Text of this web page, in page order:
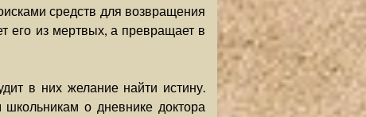
средств для возвращения
его из мертвых, а превращает в
в них желание найти истину.
о дневнике доктора